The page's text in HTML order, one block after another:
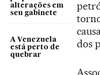
alterações em
seu gabinete
A Venezuela
está perto de
quebrar
dos